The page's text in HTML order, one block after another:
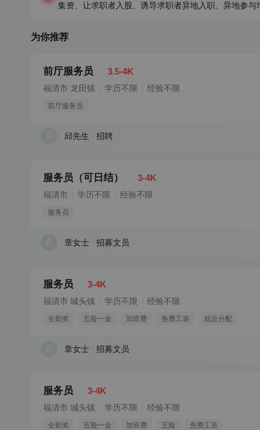
集资、让求职者入股、诱导求职者异地入职、异地参
为你推荐
前厅服务员 3.5-4K
福清市 龙田镇 学历不限 经验不限
前厅服务员
邱先生 招聘
服务员（可日结） 3-4K
福清市 学历不限 经验不限
服务员
章女士 招募文员
服务员 3-4K
福清市 城头镇 学历不限 经验不限
全勤奖 五险一金 加班费 免费工装 就近分配
章女士 招募文员
服务员 3-4K
福清市 城头镇 学历不限 经验不限
全勤奖 五险一金 加班费 五险 免费工装